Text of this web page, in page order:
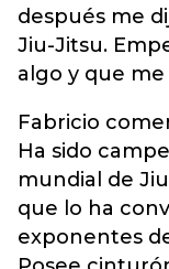
después me
Jiu-Jitsu.
algo y que me
Fabricio
Ha sido
mundial de
que lo ha
exponentes